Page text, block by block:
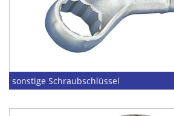
sonstige Schraubschlüssel